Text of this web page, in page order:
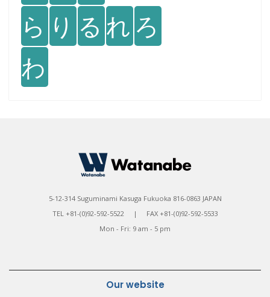
ら り る れ ろ
わ
5-12-314 Suguminami Kasuga Fukuoka 816-0863 JAPAN
TEL +81-(0)92-592-5522 | FAX +81-(0)92-592-5533
Mon - Fri: 9 am - 5 pm
Our website